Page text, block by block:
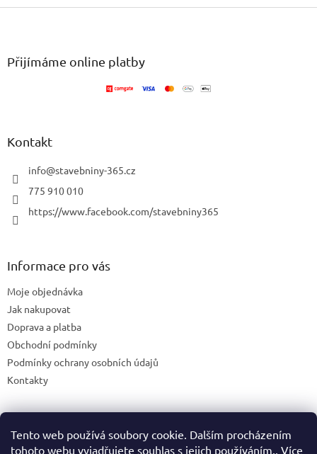
Tento web používá soubory cookie. Dalším procházením
tohoto webu vyjadřujete souhlas s jejich používáním.. Více
l
p
s
Z
Přijímáme online platby
Kontakt
info@stavebniny-365.cz
775 910 010
https://www.facebook.com/stavebniny365
Informace pro vás
Moje objednávka
Jak nakupovat
Doprava a platba
Obchodní podmínky
Podmínky ochrany osobních údajů
Kontakty
Blog